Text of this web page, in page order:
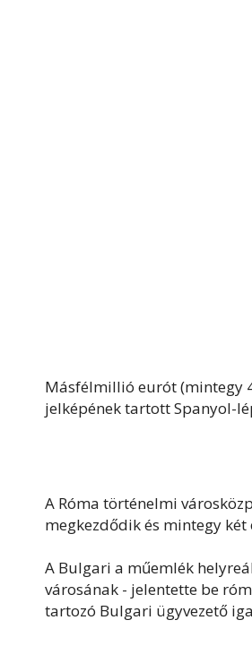
Másfélmillió eurót (mintegy
jelképének tartott Spanyol-
A Róma történelmi
megkezdődik és mintegy
A Bulgari a műemlék
városának - jelentette be
tartozó Bulgari ügyvezető